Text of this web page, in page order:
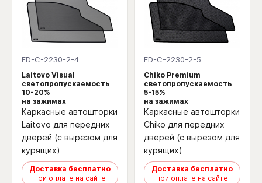
FD-C-2230-2-4
Laitovo Visual
светопропускаемость
10-20%
на зажимах
Каркасные автошторки
Laitovo для передних
дверей (с вырезом для
курящих)
Доставка бесплатно
при оплате на сайте
FD-C-2230-2-5
Chiko Premium
светопропускаемость
5-15%
на зажимах
Каркасные автошторки
Chiko для передних
дверей (с вырезом для
курящих)
Доставка бесплатно
при оплате на сайте